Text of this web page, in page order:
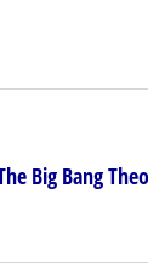
Big Bang